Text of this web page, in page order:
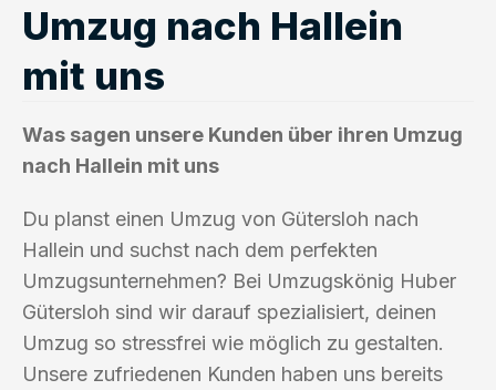
Umzug nach Hallein
mit uns
Was sagen unsere Kunden über ihren Umzug
nach Hallein mit uns
Du planst einen Umzug von Gütersloh nach
Hallein und suchst nach dem perfekten
Umzugsunternehmen? Bei Umzugskönig Huber
Gütersloh sind wir darauf spezialisiert, deinen
Umzug so stressfrei wie möglich zu gestalten.
Unsere zufriedenen Kunden haben uns bereits